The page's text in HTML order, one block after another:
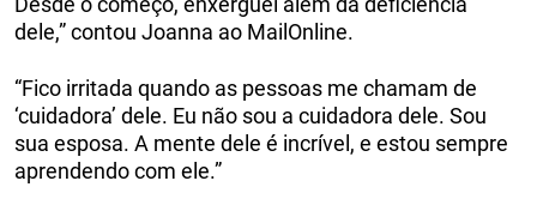
dele,” contou Joanna ao MailOnline.
“Fico irritada quando as pessoas me chamam de
‘cuidadora’ dele. Eu não sou a cuidadora dele. Sou
sua esposa. A mente dele é incrível, e estou sempre
aprendendo com ele.”